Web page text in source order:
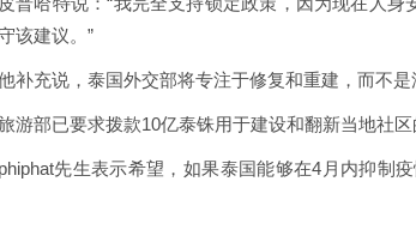
该建议。”
补充说，泰国外交部将专注于修复和重建，而不是
游部已要求拨款10亿泰铢用于建设和翻新当地社
phiphat先生表示希望，如果泰国能够在4月内抑制